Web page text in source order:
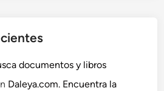
documentos y libros
Daleya.com. Encuentra la